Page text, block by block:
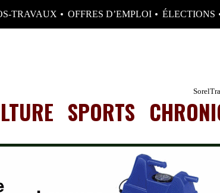
TRAVAUX OFFRES D’EMPLOI ÉLECTIONS
SPORTS